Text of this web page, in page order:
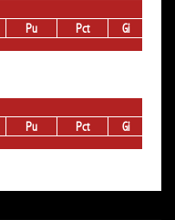
Pu Pct Gi
Pu Pct Gi